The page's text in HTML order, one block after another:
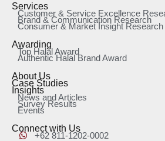
Services
Customer & Service Excellence
Brand & Communication Research
Consumer & Market Insight Research
Awarding
Top Halal Award
Authentic Halal Brand Award
About Us
Case Studies
Insights
News and Articles
Survey Results
Events
Connect with Us
+62 811-1202-0002